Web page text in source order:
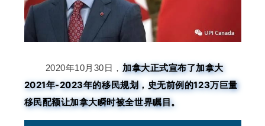
2020年10月30日， 加拿大正式宣布了加拿大
2021年-2023年的移民规划，史无前例的123万巨量
移民配额让加拿大瞬时被全世界瞩目。